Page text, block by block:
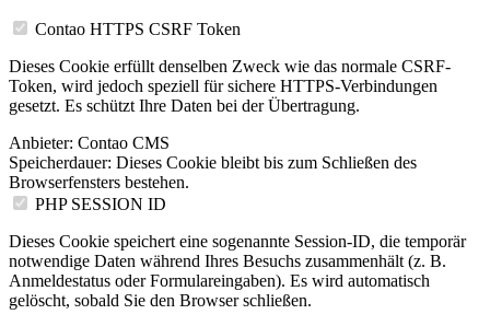
Contao HTTPS CSRF Token
Dieses Cookie erfüllt denselben Zweck wie das normale CSRF-
Token, wird jedoch speziell für sichere HTTPS-Verbindungen
gesetzt. Es schützt Ihre Daten bei der Übertragung.
Anbieter: Contao CMS
Speicherdauer: Dieses Cookie bleibt bis zum Schließen des
Browserfensters bestehen.
PHP SESSION ID
Dieses Cookie speichert eine sogenannte Session-ID, die temporär
notwendige Daten während Ihres Besuchs zusammenhält (z. B.
Anmeldestatus oder Formulareingaben). Es wird automatisch
gelöscht, sobald Sie den Browser schließen.